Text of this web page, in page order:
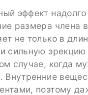
эффект
размера члена
не только в
сильную
случае, когда
Внутренние
поэтому